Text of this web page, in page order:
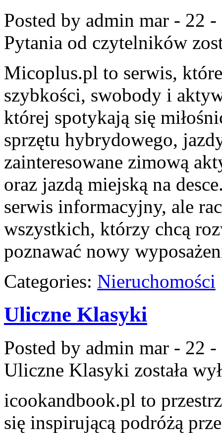
Posted by admin mar - 22 -
Pytania od czytelników
Micoplus.pl to serwis,
szybkości, swobody i
której spotykają się
sprzętu hybrydowego,
zainteresowane zimową
oraz jazdą miejską na
serwis informacyjny, ale
wszystkich, którzy chcą
poznawać nowy
Categories: Nieruchomości
Uliczne Klasyki
Posted by admin mar - 22 -
Uliczne Klasyki została
icookandbook.pl to
się inspirującą podróżą